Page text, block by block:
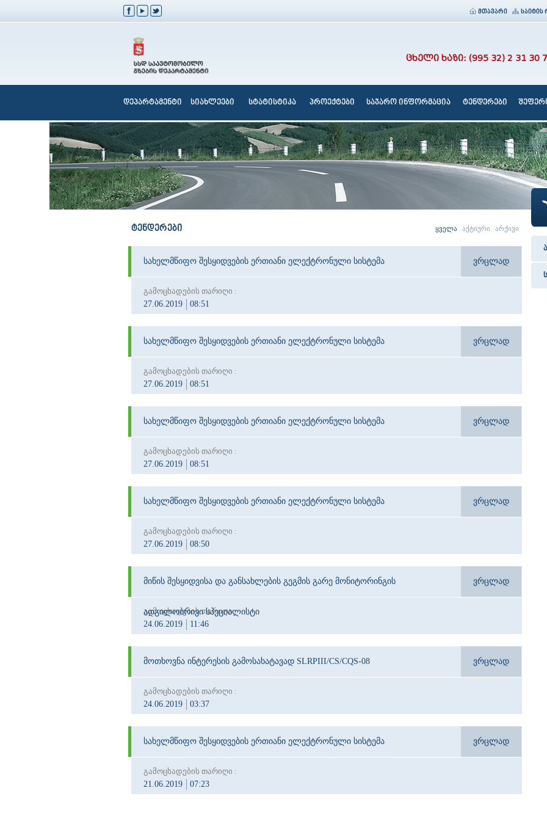
მთავარი საიტის
ცხელი ხაზი: (995 32) 2 31 30
დეპარტამენტი სიახლეები სტატისტიკა პროექტები საჯარო ინფორმაცია ტენდერები
ტენდერები ყველა აქტიური არქივი
სახელმწიფო შესყიდვების ერთიანი ელექტრონული სისტემა ვრცლად
გამოცხადების თარიღი :
27.06.2019
08:51
სახელმწიფო შესყიდვების ერთიანი ელექტრონული სისტემა ვრცლად
გამოცხადების თარიღი :
27.06.2019
08:51
სახელმწიფო შესყიდვების ერთიანი ელექტრონული სისტემა ვრცლად
გამოცხადების თარიღი :
27.06.2019
08:51
სახელმწიფო შესყიდვების ერთიანი ელექტრონული სისტემა ვრცლად
გამოცხადების თარიღი :
27.06.2019
08:50
მიწის შესყიდვისა და განსახლების გეგმის გარე მონიტორინგის
ადგილობრივი სპეციალისტი
ვრცლად
გამოცხადების თარიღი :
24.06.2019
11:46
მოთხოვნა ინტერესის გამოსახატავად SLRPIII/CS/CQS-08 ვრცლად
გამოცხადების თარიღი :
24.06.2019
03:37
სახელმწიფო შესყიდვების ერთიანი ელექტრონული სისტემა ვრცლად
გამოცხადების თარიღი :
21.06.2019
07:23